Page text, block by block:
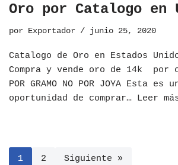
Oro por Catalogo en
por Exportador junio 25, 2020
Catalogo de Oro en Estados
Compra y vende oro de 14k por
POR GRAMO NO POR JOYA Esta es
oportunidad de comprar… Leer
1 2 Siguiente »